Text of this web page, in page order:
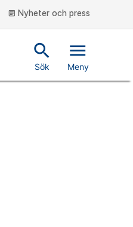
article Nyheter och press
search
Sök
menu
Meny